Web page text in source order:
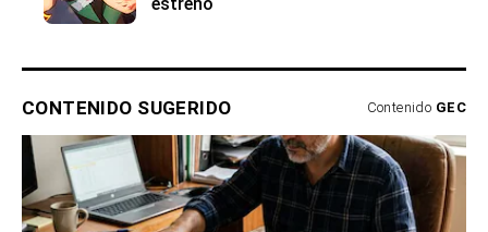
CONTENIDO SUGERIDO Contenido GEC